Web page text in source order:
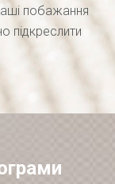
побажання
підкреслити